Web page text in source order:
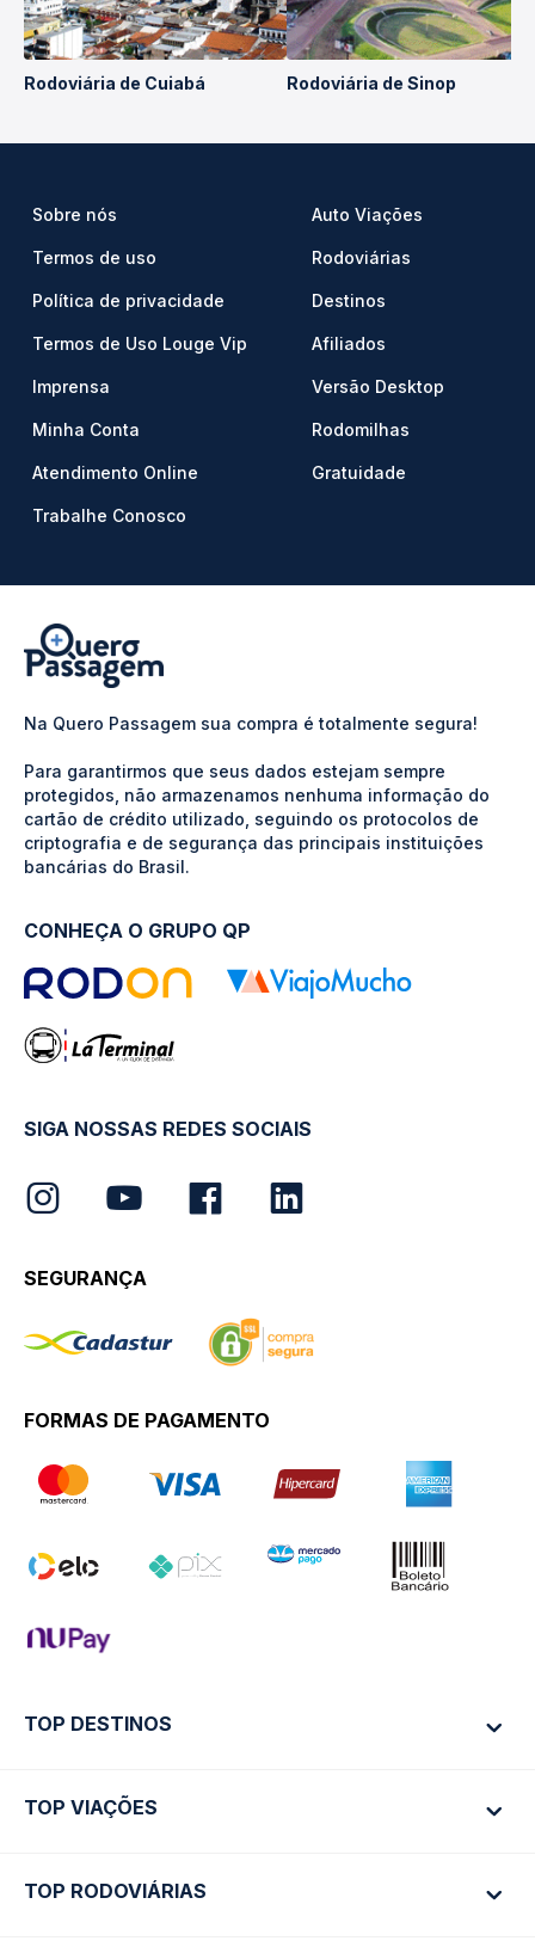
Rodoviária de Cuiabá Rodoviária de Sinop
Sobre nós
Termos de uso
Política de privacidade
Termos de Uso Louge Vip
Imprensa
Minha Conta
Atendimento Online
Trabalhe Conosco
Auto Viações
Rodoviárias
Destinos
Afiliados
Versão Desktop
Rodomilhas
Gratuidade
Na Quero Passagem sua compra é totalmente segura!
Para garantirmos que seus dados estejam sempre
protegidos, não armazenamos nenhuma informação do
cartão de crédito utilizado, seguindo os protocolos de
criptografia e de segurança das principais instituições
bancárias do Brasil.
CONHEÇA O GRUPO QP
SIGA NOSSAS REDES SOCIAIS
SEGURANÇA
FORMAS DE PAGAMENTO
TOP DESTINOS
Ônibus Rio de Janeiro
Ônibus São Paulo
TOP VIAÇÕES
Passagens Cometa
TOP RODOVIÁRIAS